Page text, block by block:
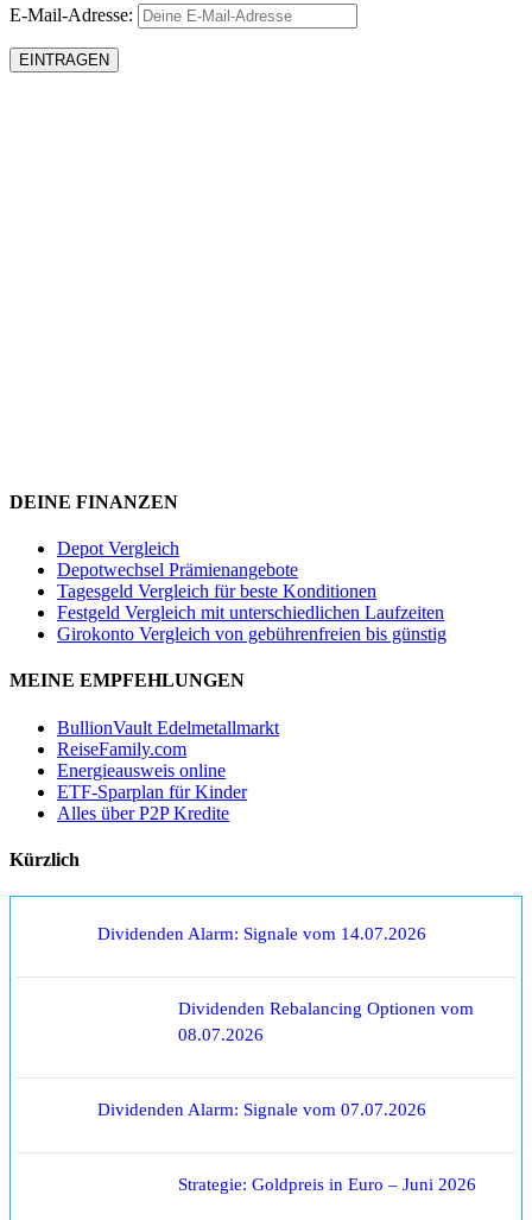
E-Mail-Adresse:
DEINE FINANZEN
Depot Vergleich
Depotwechsel Prämienangebote
Tagesgeld Vergleich für beste Konditionen
Festgeld Vergleich mit unterschiedlichen Laufzeiten
Girokonto Vergleich von gebührenfreien bis günstig
MEINE EMPFEHLUNGEN
BullionVault Edelmetallmarkt
ReiseFamily.com
Energieausweis online
ETF-Sparplan für Kinder
Alles über P2P Kredite
Kürzlich
Dividenden Alarm: Signale vom 14.07.2026
Dividenden Rebalancing Optionen vom
08.07.2026
Dividenden Alarm: Signale vom 07.07.2026
Strategie: Goldpreis in Euro – Juni 2026